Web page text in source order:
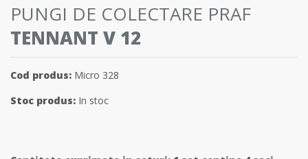
PUNGI DE COLECTARE PRAF
TENNANT V 12
Cod produs: Micro 328
Stoc produs: In stoc